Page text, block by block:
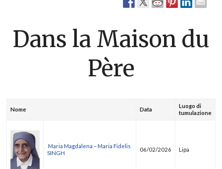
Dans la Maison du
Père
Nome Data
Luogo di
tumulazione
Maria Magdalena – Maria Fidelis
SINGH
06/02/2026 Lipa